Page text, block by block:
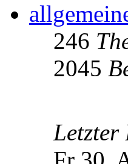
246
2045
Letzter